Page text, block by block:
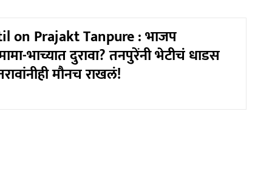
on Prajakt Tanpure : भाजप
भाच्यात दुरावा? तनपुरेंनी भेटीचं धाडस
मौनच राखलं!